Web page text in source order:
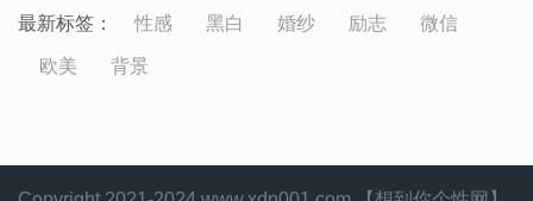
最新标签： 性感 黑白 婚纱 励志 微信
欧美 背景